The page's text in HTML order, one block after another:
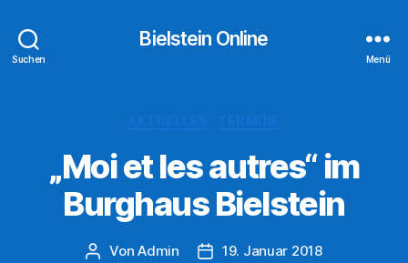
Suchen
Bielstein Online
Menü
„Moi et les autres“ im
Burghaus Bielstein
Beitragsautor
VonAdmin Veröffentlichungsdatum
19. Januar 2018